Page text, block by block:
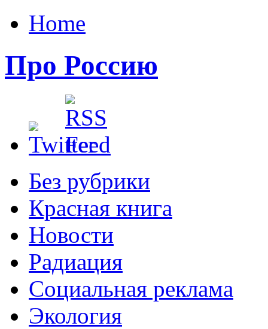
Home
Про Россию
Без рубрики
Красная книга
Новости
Радиация
Социальная реклама
Экология